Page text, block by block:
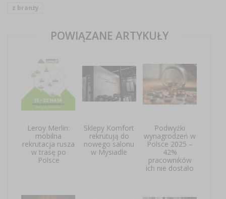
z branży
POWIĄZANE ARTYKUŁY
Leroy Merlin:
mobilna
rekrutacja rusza
w trasę po
Polsce
Sklepy Komfort
rekrutują do
nowego salonu
w Mysiadle
Podwyżki
wynagrodzeń w
Polsce 2025 –
42%
pracowników
ich nie dostało